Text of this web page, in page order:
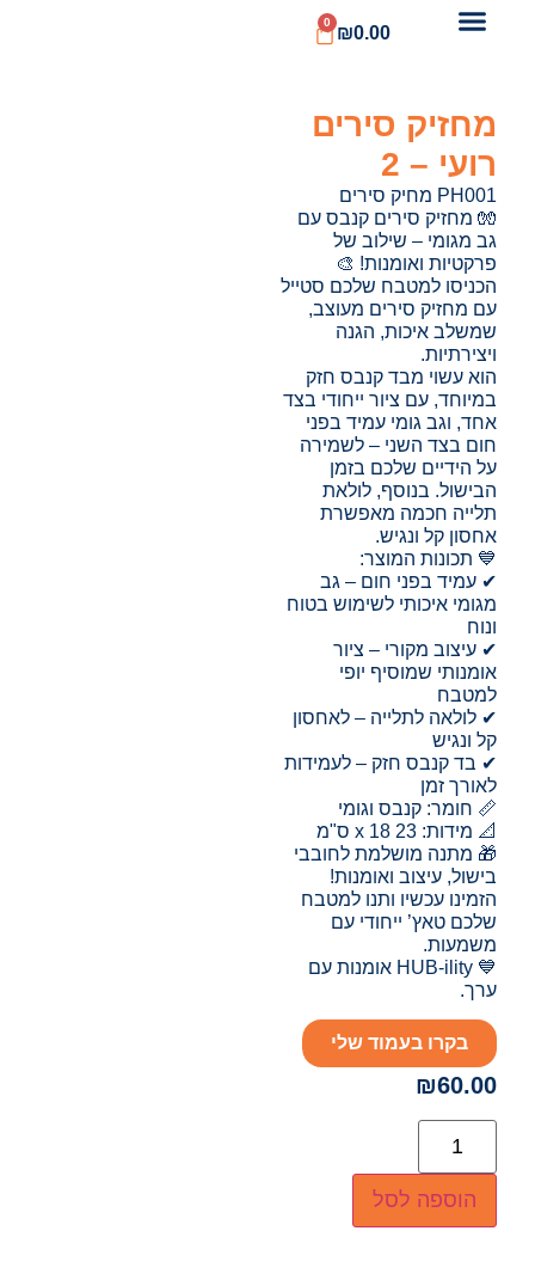
₪0.00
0
מחזיק סירים
רועי – 2
PH001 מחיק סירים
🧤 מחזיק סירים קנבס עם
גב מגומי – שילוב של
פרקטיות ואומנות! 🎨
הכניסו למטבח שלכם סטייל
עם מחזיק סירים מעוצב,
שמשלב איכות, הגנה
ויצירתיות.
הוא עשוי מבד קנבס חזק
במיוחד, עם ציור ייחודי בצד
אחד, וגב גומי עמיד בפני
חום בצד השני – לשמירה
על הידיים שלכם בזמן
הבישול. בנוסף, לולאת
תלייה חכמה מאפשרת
אחסון קל ונגיש.
💙 תכונות המוצר:
✔ עמיד בפני חום – גב
מגומי איכותי לשימוש בטוח
ונוח
✔ עיצוב מקורי – ציור
אומנותי שמוסיף יופי
למטבח
✔ לולאה לתלייה – לאחסון
קל ונגיש
✔ בד קנבס חזק – לעמידות
לאורך זמן
📏 חומר: קנבס וגומי
📐 מידות: 23 x 18 ס"מ
🎁 מתנה מושלמת לחובבי
בישול, עיצוב ואומנות!
הזמינו עכשיו ותנו למטבח
שלכם טאץ’ ייחודי עם
משמעות.
💙 HUB-ility אומנות עם
ערך.
בקרו בעמוד שלי
₪60.00
הוספה לסל